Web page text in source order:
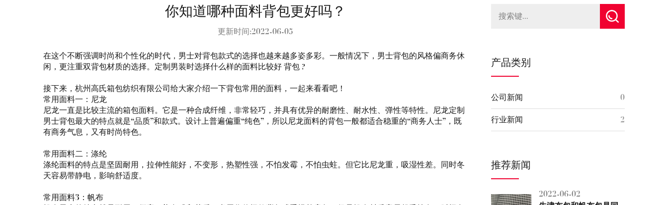
你知道哪种面料背包更好吗？
更新时间:2022-06-05
在这个不断强调时尚和个性化的时代，男士对背包款式的选择也越来越多姿多彩。一般情况下，男士背包的风格偏商务休
闲，更注重双背包材质的选择。定制男装时选择什么样的面料比较好背包 ?
接下来，杭州高氏箱包纺织有限公司给大家介绍一下背包常用的面料，一起来看看吧！
常用面料一：尼龙
尼龙一直是比较主流的箱包面料。它是一种合成纤维，非常轻巧，并具有优异的耐磨性、耐水性、弹性等特性。尼龙定制
男士背包最大的特点就是“品质”和款式。设计上普遍偏重“纯色”，所以尼龙面料的背包一般都适合稳重的“商务人士”，既
有商务气息，又有时尚特色。
常用面料二：涤纶
涤纶面料的特点是坚固耐用，拉伸性能好，不变形，热塑性强，不怕发霉，不怕虫蛀。但它比尼龙重，吸湿性差。同时冬
天容易带静电，影响舒适度。
常用面料3：帆布
产品类别
公司新闻 0
行业新闻 2
推荐新闻
2022-06-02